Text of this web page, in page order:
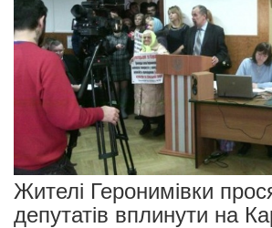
Жителі Геронимівки
депутатів вплинути на